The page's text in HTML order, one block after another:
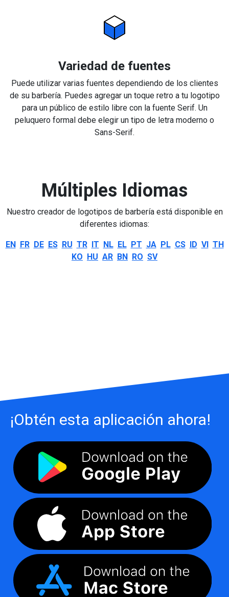
Variedad de fuentes
Puede utilizar varias fuentes dependiendo de los clientes
de su barbería. Puedes agregar un toque retro a tu logotipo
para un público de estilo libre con la fuente Serif. Un
peluquero formal debe elegir un tipo de letra moderno o
Sans-Serif.
Múltiples Idiomas
Nuestro creador de logotipos de barbería está disponible en
diferentes idiomas:
EN FR DE ES RU TR IT NL EL PT JA PL CS ID VI TH
KO HU AR BN RO SV
¡Obtén esta aplicación ahora!